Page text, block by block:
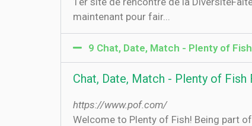
maintenant pour fair...
9 Chat, Date, Match - Plenty of
Chat, Date, Match - Plenty of Fish
https://www.pof.com/
Welcome to Plenty of Fish! Being part